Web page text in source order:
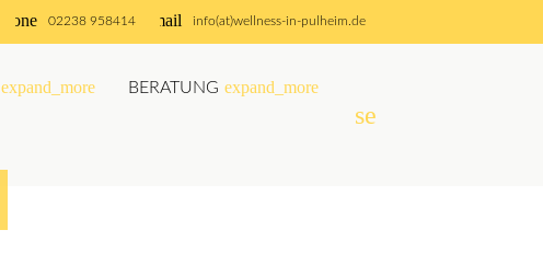
email info(at)wellness-in-pulheim.de
phone 02238 958414
expand_more BERATUNG expand_more
search